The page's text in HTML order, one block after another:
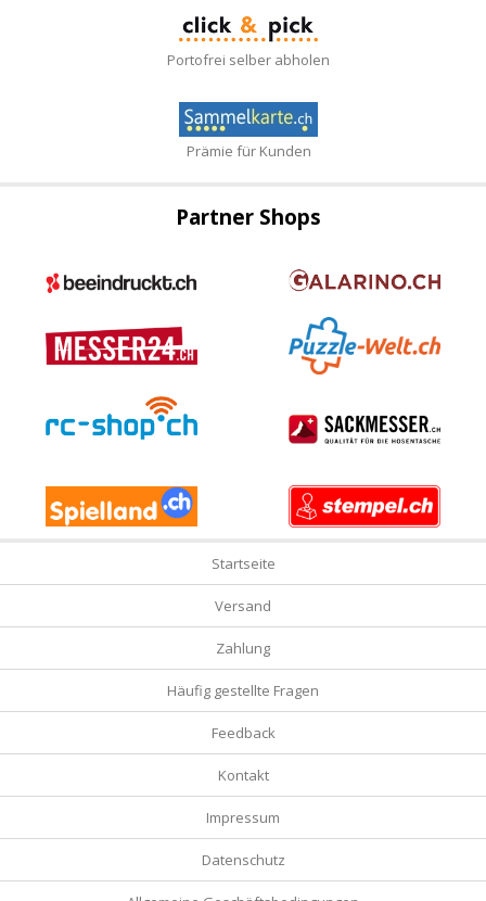
Portofrei selber abholen
Prämie für Kunden
Partner Shops
Startseite
Versand
Zahlung
Häufig gestellte Fragen
Feedback
Kontakt
Impressum
Datenschutz